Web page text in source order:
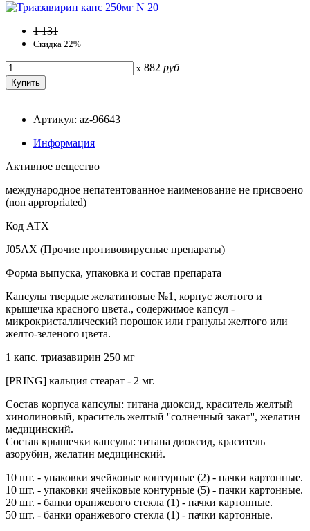
1 131
Скидка 22%
x 882 руб
Артикул: az-96643
Информация
Активное вещество
международное непатентованное наименование не присвоено
(non appropriated)
Код АТХ
J05AX (Прочие противовирусные препараты)
Форма выпуска, упаковка и состав препарата
Капсулы твердые желатиновые №1, корпус желтого и
крышечка красного цвета., содержимое капсул -
микрокристаллический порошок или гранулы желтого или
желто-зеленого цвета.
1 капс. триазавирин 250 мг
[PRING] кальция стеарат - 2 мг.
Состав корпуса капсулы: титана диоксид, краситель желтый
хинолиновый, краситель желтый ''солнечный закат'', желатин
медицинский.
Состав крышечки капсулы: титана диоксид, краситель
азорубин, желатин медицинский.
10 шт. - упаковки ячейковые контурные (2) - пачки картонные.
10 шт. - упаковки ячейковые контурные (5) - пачки картонные.
20 шт. - банки оранжевого стекла (1) - пачки картонные.
50 шт. - банки оранжевого стекла (1) - пачки картонные.